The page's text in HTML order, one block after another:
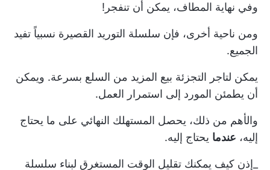
وفي نهاية المطاف، يمكن أن تنفجر!
ومن ناحية أخرى، فإن سلسلة التوريد القصيرة نسبياً تفيد
الجميع.
يمكن لتاجر التجزئة بيع المزيد من السلع بسرعة. ويمكن
أن يطمئن المورد إلى استمرار العمل.
والأهم من ذلك، يحصل المستهلك النهائي على ما يحتاج
إليه، عندما يحتاج إليه.
_إذن كيف يمكنك تقليل الوقت المستغرق لبناء سلسلة